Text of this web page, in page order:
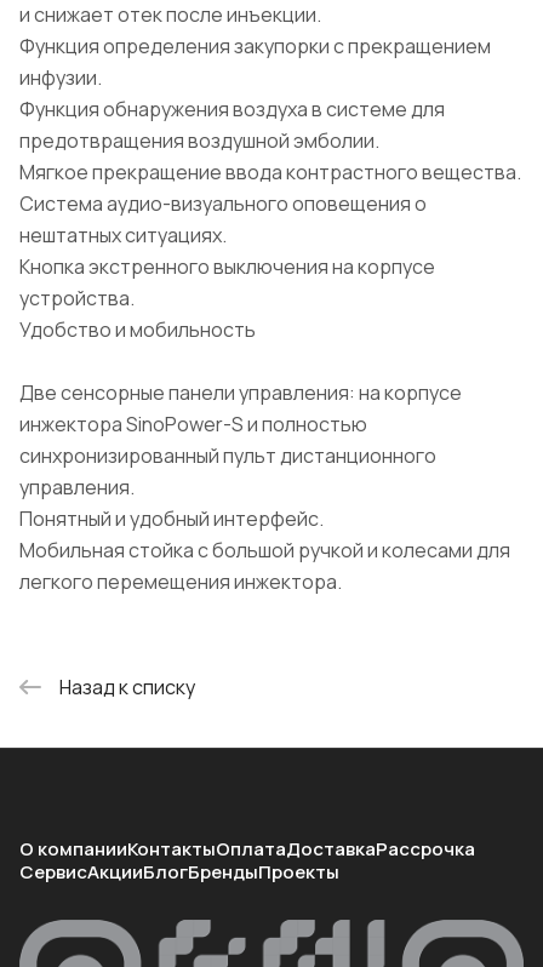
и снижает отек после инъекции.
Функция определения закупорки с прекращением
инфузии.
Функция обнаружения воздуха в системе для
предотвращения воздушной эмболии.
Мягкое прекращение ввода контрастного вещества.
Система аудио-визуального оповещения о
нештатных ситуациях.
Кнопка экстренного выключения на корпусе
устройства.
Удобство и мобильность
Две сенсорные панели управления: на корпусе
инжектора SinoPower-S и полностью
синхронизированный пульт дистанционного
управления.
Понятный и удобный интерфейс.
Мобильная стойка с большой ручкой и колесами для
легкого перемещения инжектора.
Назад к списку
О компанииКонтактыОплатаДоставкаРассрочка
СервисАкцииБлогБрендыПроекты